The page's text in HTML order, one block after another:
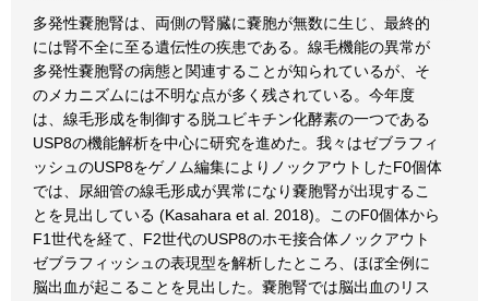
多発性嚢胞腎は、両側の腎臓に嚢胞が無数に生じ、最終的
には腎不全に至る遺伝性の疾患である。線毛機能の異常が
多発性嚢胞腎の病態と関連することが知られているが、そ
のメカニズムには不明な点が多く残されている。今年度
は、線毛形成を制御する脱ユビキチン化酵素の一つである
USP8の機能解析を中心に研究を進めた。我々はゼブラフィ
ッシュのUSP8をゲノム編集によりノックアウトしたF0個体
では、尿細管の線毛形成が異常になり嚢胞腎が出現するこ
とを見出している (Kasahara et al. 2018)。このF0個体から
F1世代を経て、F2世代のUSP8のホモ接合体ノックアウト
ゼブラフィッシュの表現型を解析したところ、ほぼ全例に
脳出血が起こることを見出した。嚢胞腎では脳出血のリス